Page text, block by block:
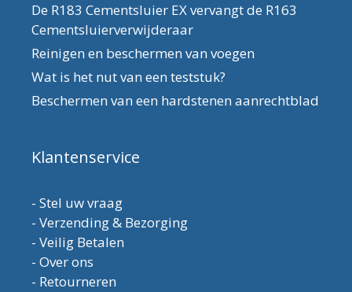
De R183 Cementsluier EX vervangt de R163
Cementsluierverwijderaar
Reinigen en beschermen van voegen
Wat is het nut van een teststuk?
Beschermen van een hardstenen aanrechtblad
Klantenservice
- Stel uw vraag
- Verzending & Bezorging
- Veilig Betalen
- Over ons
- Retourneren